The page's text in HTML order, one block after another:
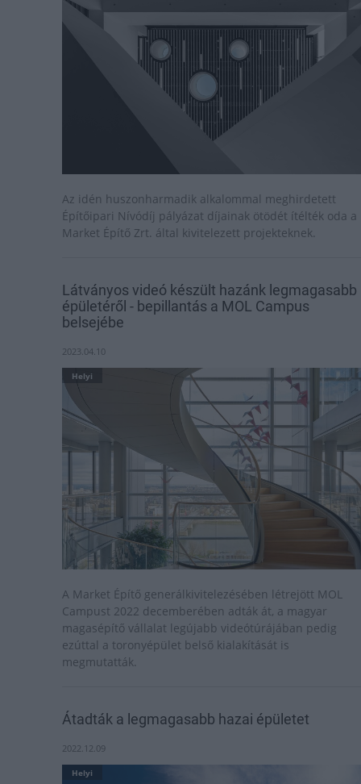
Az idén huszonharmadik alkalommal meghirdetett
Építőipari Nívódíj pályázat díjainak ötödét ítélték oda a
Market Építő Zrt. által kivitelezett projekteknek.
Látványos videó készült hazánk legmagasabb
épületéről - bepillantás a MOL Campus
belsejébe
2023.04.10
Helyi
A Market Építő generálkivitelezésében létrejött MOL
Campust 2022 decemberében adták át, a magyar
magasépítő vállalat legújabb videótúrájában pedig
ezúttal a toronyépület belső kialakítását is
megmutatták.
Átadták a legmagasabb hazai épületet
2022.12.09
Helyi